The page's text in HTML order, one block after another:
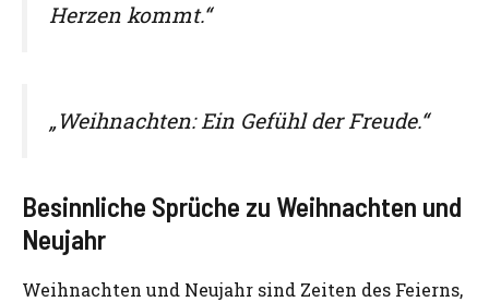
Herzen kommt.“
„Weihnachten: Ein Gefühl der Freude.“
Besinnliche Sprüche zu Weihnachten und
Neujahr
Weihnachten und Neujahr sind Zeiten des Feierns,